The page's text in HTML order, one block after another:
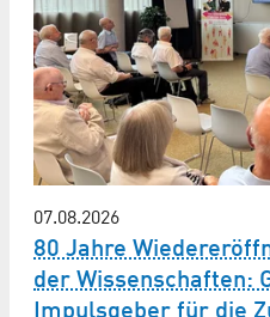
07.08.2026
80 Jahre
der Wissen­schaften: